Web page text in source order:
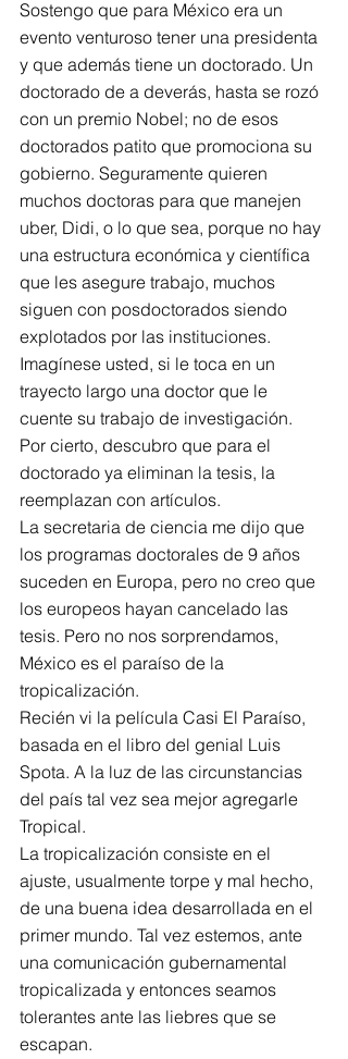
Sostengo que para México era un
evento venturoso tener una presidenta
y que además tiene un doctorado. Un
doctorado de a deverás, hasta se rozó
con un premio Nobel; no de esos
doctorados patito que promociona su
gobierno. Seguramente quieren
muchos doctoras para que manejen
uber, Didi, o lo que sea, porque no hay
una estructura económica y científica
que les asegure trabajo, muchos
siguen con posdoctorados siendo
explotados por las instituciones.
Imagínese usted, si le toca en un
trayecto largo una doctor que le
cuente su trabajo de investigación.
Por cierto, descubro que para el
doctorado ya eliminan la tesis, la
reemplazan con artículos.
La secretaria de ciencia me dijo que
los programas doctorales de 9 años
suceden en Europa, pero no creo que
los europeos hayan cancelado las
tesis. Pero no nos sorprendamos,
México es el paraíso de la
tropicalización.
Recién vi la película Casi El Paraíso,
basada en el libro del genial Luis
Spota. A la luz de las circunstancias
del país tal vez sea mejor agregarle
Tropical.
La tropicalización consiste en el
ajuste, usualmente torpe y mal hecho,
de una buena idea desarrollada en el
primer mundo. Tal vez estemos, ante
una comunicación gubernamental
tropicalizada y entonces seamos
tolerantes ante las liebres que se
escapan.